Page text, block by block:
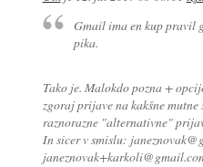
Gmail ima en kup pravil
pika.
Tako je. Malokdo pozna +
zgoraj prijave na kakšne
raznorazne "alternativne"
In sicer v smislu:
janeznovak+karkoli